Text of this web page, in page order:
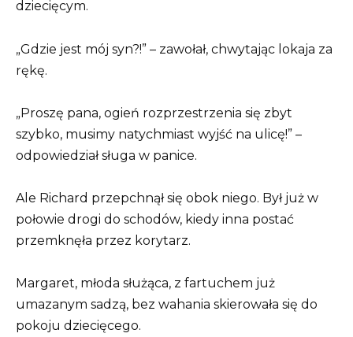
dziecięcym.
„Gdzie jest mój syn?!” – zawołał, chwytając lokaja za
rękę.
„Proszę pana, ogień rozprzestrzenia się zbyt
szybko, musimy natychmiast wyjść na ulicę!” –
odpowiedział sługa w panice.
Ale Richard przepchnął się obok niego. Był już w
połowie drogi do schodów, kiedy inna postać
przemknęła przez korytarz.
Margaret, młoda służąca, z fartuchem już
umazanym sadzą, bez wahania skierowała się do
pokoju dziecięcego.